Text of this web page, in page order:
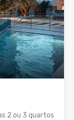
2 ou 3 quartos